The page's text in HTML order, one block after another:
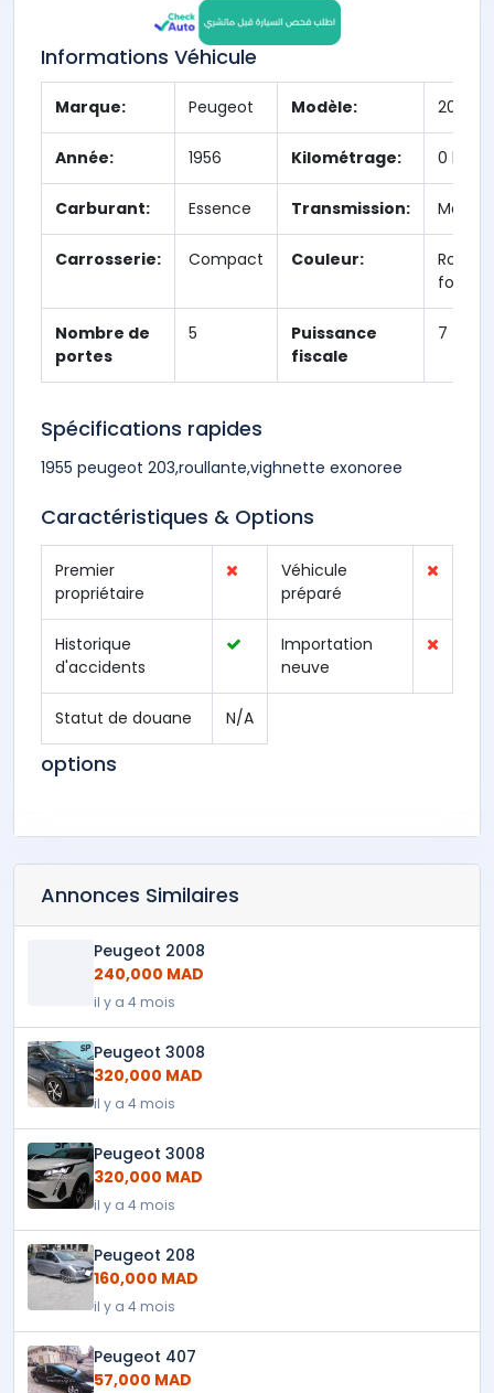
Informations Véhicule
Marque: Peugeot Modèle: 203
Année: 1956 Kilométrage: 0 km
Carburant: Essence Transmission:
Carrosserie: Compact Couleur:
Rouge
fonce
Nombre de
portes
5
Puissance
fiscale
7
Spécifications rapides
1955 peugeot 203,roullante,vighnette exonoree
Caractéristiques & Options
Premier
propriétaire
Véhicule
préparé
Historique
d'accidents
Importation
neuve
Statut de douane N/A
options
Annonces Similaires
Peugeot 2008
240,000 MAD
il y a 4 mois
Peugeot 3008
320,000 MAD
il y a 4 mois
Peugeot 3008
320,000 MAD
il y a 4 mois
Peugeot 208
160,000 MAD
il y a 4 mois
Peugeot 407
57,000 MAD